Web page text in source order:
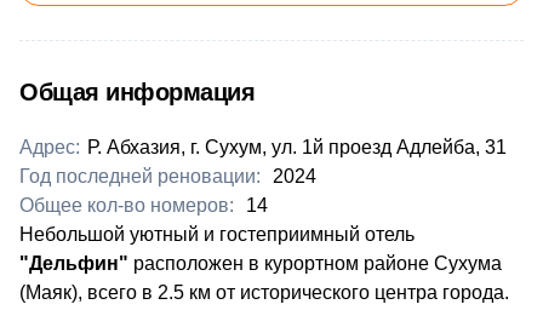
Общая информация
Адрес: Р. Абхазия, г. Сухум, ул. 1й проезд Адлейба, 31
Год последней реновации:
2024
Общее кол-во номеров:
14
Небольшой уютный и гостеприимный отель
"Дельфин" расположен в курортном районе Сухума
(Маяк), всего в 2.5 км от исторического центра города.